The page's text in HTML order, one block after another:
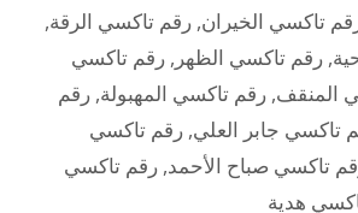
تاكسي الخيران, رقم تاكسي الرقة,
, رقم تاكسي الظهر , رقم تاكسي
المنقف, رقم تاكسي المهبولة, رقم
تاكسي جابر العلي, رقم تاكسي
تاكسي صباح الأحمد, رقم تاكسي
هدية